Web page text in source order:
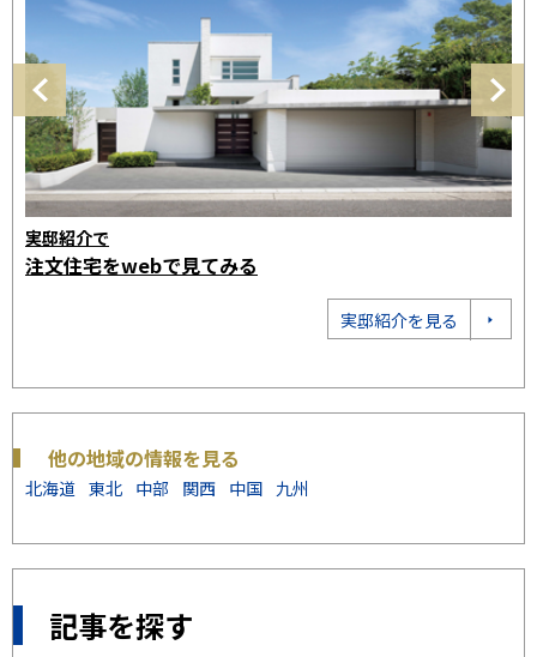
限られた敷地でもゆとりが生まれる
都市型3階を見てみる
都市型3階を見る
他の地域の情報を見る
北海道 東北 中部 関西 中国 九州
記事を探す